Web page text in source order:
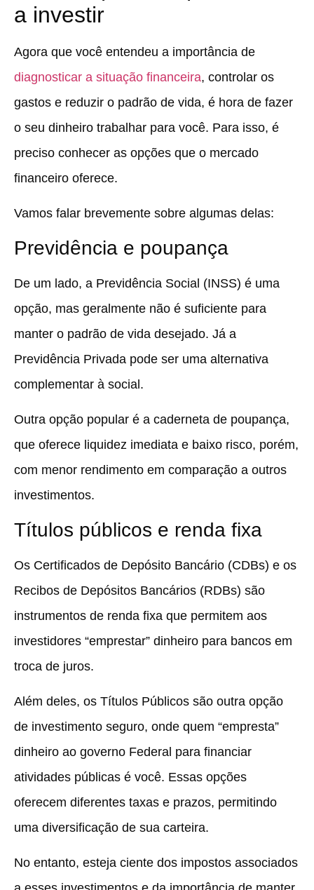
a investir
Agora que você entendeu a importância de
diagnosticar a situação financeira, controlar os
gastos e reduzir o padrão de vida, é hora de fazer
o seu dinheiro trabalhar para você. Para isso, é
preciso conhecer as opções que o mercado
financeiro oferece.
Vamos falar brevemente sobre algumas delas:
Previdência e poupança
De um lado, a Previdência Social (INSS) é uma
opção, mas geralmente não é suficiente para
manter o padrão de vida desejado. Já a
Previdência Privada pode ser uma alternativa
complementar à social.
Outra opção popular é a caderneta de poupança,
que oferece liquidez imediata e baixo risco, porém,
com menor rendimento em comparação a outros
investimentos.
Títulos públicos e renda fixa
Os Certificados de Depósito Bancário (CDBs) e os
Recibos de Depósitos Bancários (RDBs) são
instrumentos de renda fixa que permitem aos
investidores “emprestar” dinheiro para bancos em
troca de juros.
Além deles, os Títulos Públicos são outra opção
de investimento seguro, onde quem “empresta”
dinheiro ao governo Federal para financiar
atividades públicas é você. Essas opções
oferecem diferentes taxas e prazos, permitindo
uma diversificação de sua carteira.
No entanto, esteja ciente dos impostos associados